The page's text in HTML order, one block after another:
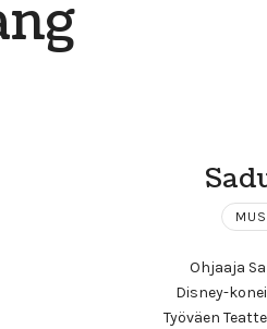
Ohjaaja
Disney-
Työväen